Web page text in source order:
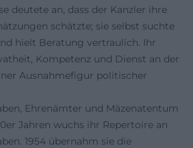
deutete an, dass der Kanzler ihre
schätzte; sie selbst suchte
hielt Beratung vertraulich. Ihr
Kompetenz und Dienst an der
Ausnahmefigur politischer
Ehrenämter und Mäzenatentum
Jahren wuchs ihr Repertoire an
1954 übernahm sie die